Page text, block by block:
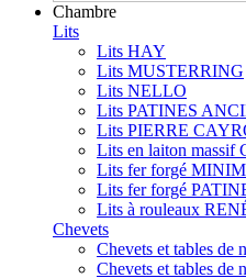
Chambre
Lits
Lits HAY
Lits MUSTERRING
Lits NELLO
Lits PATINES
Lits PIERRE
Lits en laiton massif
Lits fer forgé
Lits fer forgé
Lits à rouleaux
Chevets
Chevets et tables
Chevets et tables